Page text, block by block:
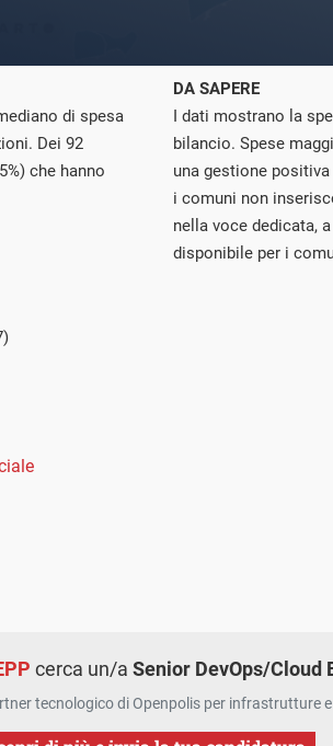
di spesa
Dei 92
che hanno
DA SAPERE
I dati mostrano la
bilancio. Spese
una gestione
i comuni non
nella voce dedicata,
disponibile per i
cerca un/aSenior DevOps/Cloud
tecnologico di Openpolis per infrastrutture